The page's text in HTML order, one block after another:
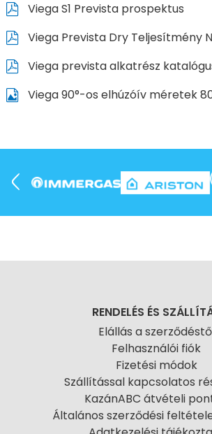
Viega S1 Prevista prospektus
Viega Prevista Dry Teljesítmény
Viega prevista alkatrész
Viega 90°-os elhúzóív méretek
RENDELÉS ÉS
Elállás a
Felhasználói fiók
Fizetési módok
Szállítással kapcsolatos
KazánABC átvételi
Általános szerződési